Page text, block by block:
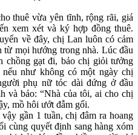
thuê vừa yên tĩnh, rộng rãi, giá
xem xét và ký hợp đồng thuê.
về đây, chị Lan luôn có cảm
từ mọi hướng trong nhà. Lúc đầu
chồng gạt đi, bảo chị giỏi tưởng
như không có một ngày chị
phụ nữ tóc dài đứng ở đầu
và bảo: “Nhà của tôi, ai cho chị
mồ hôi ướt đẫm gối.
gần 1 tuần, chị đâm ra hoang
cùng quyết định sang hàng xóm